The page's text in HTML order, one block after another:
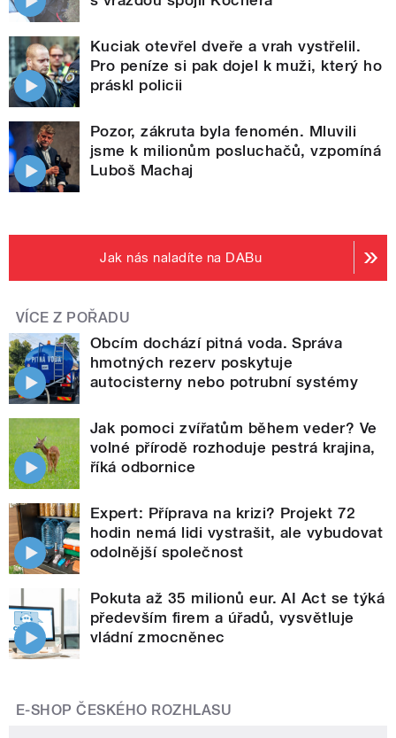
Kuciak otevřel dveře a vrah vystřelil.
Pro peníze si pak dojel k muži, který ho
práskl policii
Pozor, zákruta byla fenomén. Mluvili
jsme k milionům posluchačů, vzpomíná
Luboš Machaj
Jak nás naladíte na DABu
VÍCE Z POŘADU
Obcím dochází pitná voda. Správa
hmotných rezerv poskytuje
autocisterny nebo potrubní systémy
Jak pomoci zvířatům během veder? Ve
volné přírodě rozhoduje pestrá krajina,
říká odbornice
Expert: Příprava na krizi? Projekt 72
hodin nemá lidi vystrašit, ale vybudovat
odolnější společnost
Pokuta až 35 milionů eur. AI Act se týká
především firem a úřadů, vysvětluje
vládní zmocněnec
E-SHOP ČESKÉHO ROZHLASU